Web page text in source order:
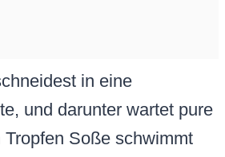
in eine
und darunter wartet pure
Soße schwimmt